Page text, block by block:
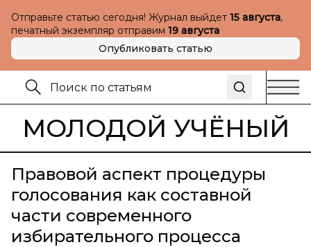
Отправьте статью сегодня! Журнал выйдет 15 августа,
печатный экземпляр отправим 19 августа
Опубликовать статью
МОЛОДОЙ УЧЁНЫЙ
Правовой аспект процедуры
голосования как составной
части современного
избирательного процесса